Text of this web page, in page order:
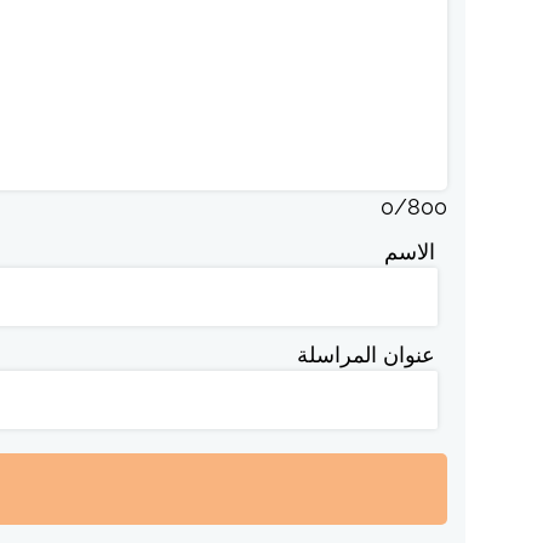
0/800
الاسم
عنوان المراسلة